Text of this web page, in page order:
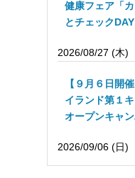
健康フェア「
とチェックDAY
2026/08/27 (木)
【９月６日開
イランド第１キ
オープンキャ
2026/09/06 (日)